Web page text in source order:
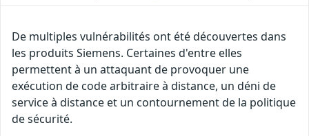
De multiples vulnérabilités ont été découvertes dans
les produits Siemens. Certaines d'entre elles
permettent à un attaquant de provoquer une
exécution de code arbitraire à distance, un déni de
service à distance et un contournement de la politique
de sécurité.